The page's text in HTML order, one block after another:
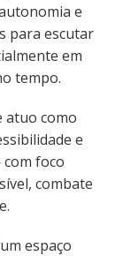
e
para escutar
em
tempo.
atuo como
e
foco
combate
espaço